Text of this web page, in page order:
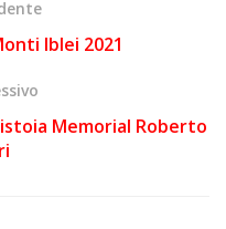
Iblei 2021
Memorial Roberto